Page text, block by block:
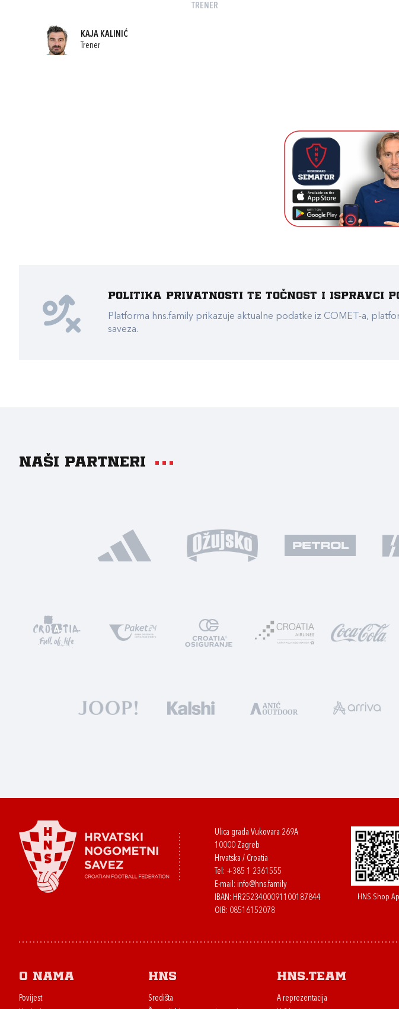
TRENER
KAJA KALINIĆ
Trener
Politika privatnosti te točnost i ispravci
Platforma hns.family prikazuje aktualne podatke iz COMET-a,
saveza.
Naši partneri
Ulica grada Vukovara 269A
10000 Zagreb
Hrvatska / Croatia
Tel: +385 1 2361555
E-mail: info@hns.family
IBAN: HR2523400091100187844
OIB: 08516152078
HNS Shop
O nama
Povijest
HNS
Središta
HNS.team
A reprezentacija